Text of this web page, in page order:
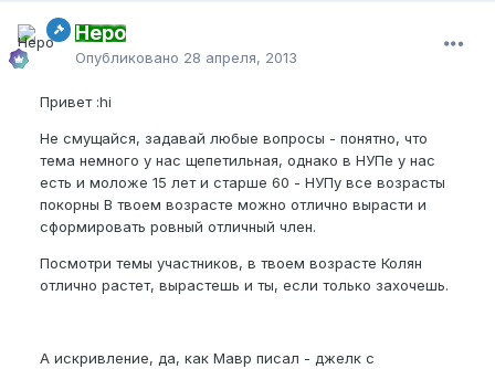
Неро
Опубликовано 28 апреля, 2013
Привет :hi
Не смущайся, задавай любые вопросы - понятно, что
тема немного у нас щепетильная, однако в НУПе у нас
есть и моложе 15 лет и старше 60 - НУПу все возрасты
покорны В твоем возрасте можно отлично вырасти и
сформировать ровный отличный член.
Посмотри темы участников, в твоем возрасте Колян
отлично растет, вырастешь и ты, если только захочешь.
А искривление, да, как Мавр писал - джелк с